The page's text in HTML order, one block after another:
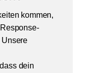
kommen,
Unsere
dein